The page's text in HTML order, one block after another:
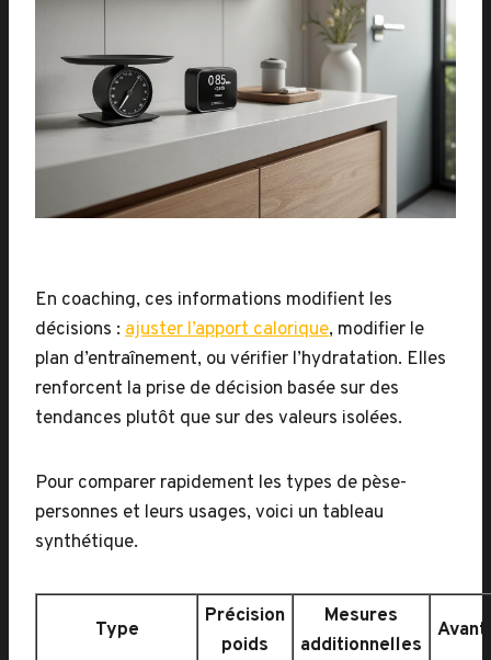
En coaching, ces informations modifient les
décisions : ajuster l’apport calorique, modifier le
plan d’entraînement, ou vérifier l’hydratation. Elles
renforcent la prise de décision basée sur des
tendances plutôt que sur des valeurs isolées.
Pour comparer rapidement les types de pèse-
personnes et leurs usages, voici un tableau
synthétique.
Type
Précision
poids
Mesures
additionnelles